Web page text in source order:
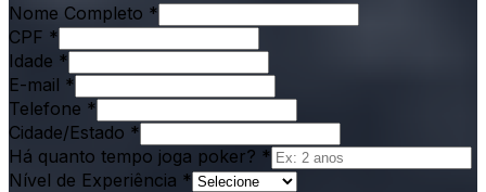
Nome Completo *
CPF *
Idade *
E-mail *
Telefone *
Cidade/Estado *
Há quanto tempo joga poker? *
Nível de Experiência *